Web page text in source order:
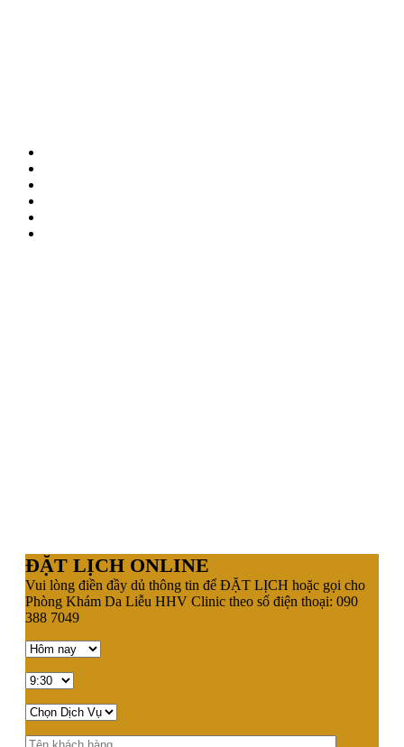
ĐẶT LỊCH ONLINE
Vui lòng điền đầy dủ thông tin để ĐẶT LỊCH hoặc gọi cho
Phòng Khám Da Liễu HHV Clinic theo số điện thoại: 090
388 7049